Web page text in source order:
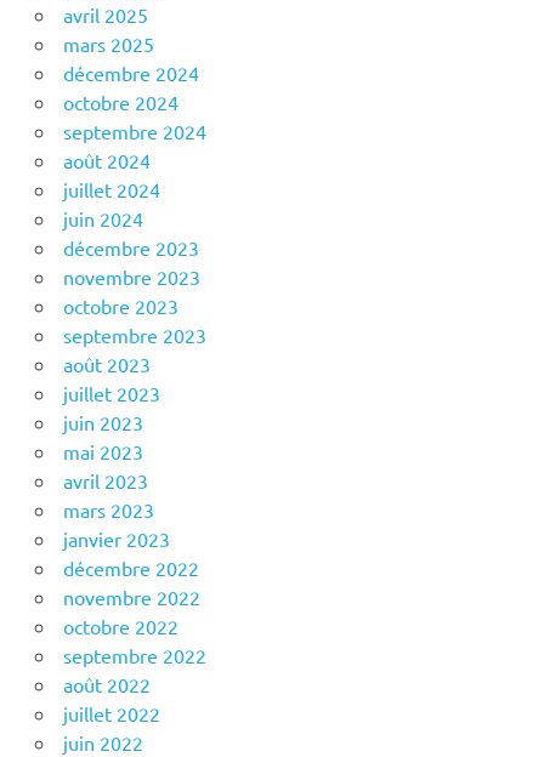
avril 2025
mars 2025
décembre 2024
octobre 2024
septembre 2024
août 2024
juillet 2024
juin 2024
décembre 2023
novembre 2023
octobre 2023
septembre 2023
août 2023
juillet 2023
juin 2023
mai 2023
avril 2023
mars 2023
janvier 2023
décembre 2022
novembre 2022
octobre 2022
septembre 2022
août 2022
juillet 2022
juin 2022